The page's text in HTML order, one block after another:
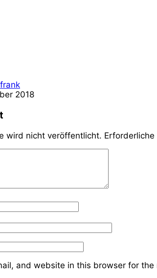
frank
2018
wird nicht veröffentlicht.
and website in this browser for